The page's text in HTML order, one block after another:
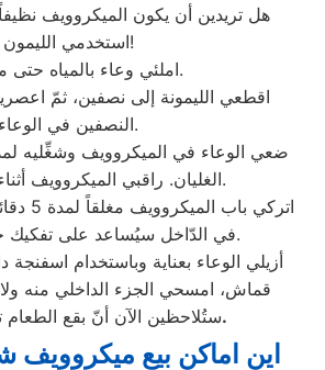
هل تريدين أن يكون الميكروويف
استخدمي الليمون!
املئي وعاء بالمياه حتى منتصفه.
اقطعي الليمونة إلى نصفين، ثمّ
النصفين في الوعاء.
الغليان. راقبي الميكروويف أثناء هذه العملية.
اتركي
في الدّاخل سيُساعد على تفكيك جزيئات الطعام.
أزيلي الوعاء بعناية وباستخدام
قماش، امسحي الجزء الداخلي منه
ستُلاحظين الآن أنّ بقع.
اين اماكن بيع ميكروويف